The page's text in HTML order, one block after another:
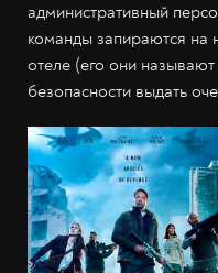
административный
команды запираются на
отеле (его они
безопасности выдать